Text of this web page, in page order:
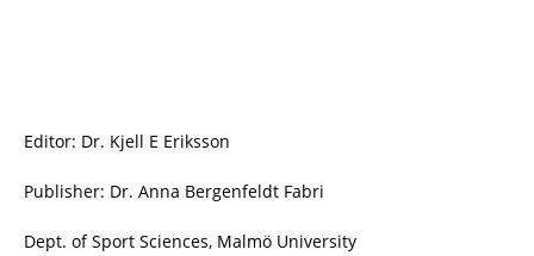
Editor: Dr. Kjell E Eriksson
Publisher: Dr. Anna Bergenfeldt Fabri
Dept. of Sport Sciences, Malmö University